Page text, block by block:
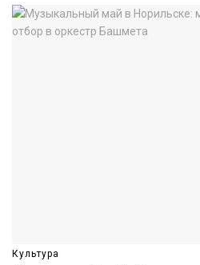
Культура